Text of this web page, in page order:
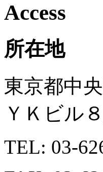
Access
所在地
東京都中
ＹＫビル
TEL: 03-